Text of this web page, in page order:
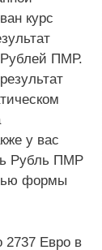
курс
Рублей ПМР.
у вас
Рубль ПМР
формы
2737 Евро в